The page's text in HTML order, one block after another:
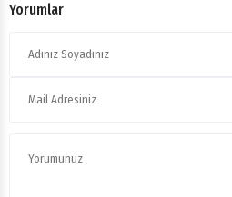
Yorumlar